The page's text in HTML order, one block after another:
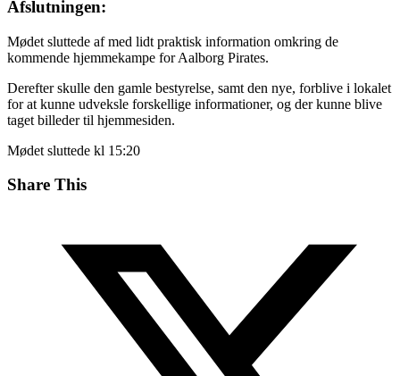
Afslutningen:
Mødet sluttede af med lidt praktisk information omkring de
kommende hjemmekampe for Aalborg Pirates.
Derefter skulle den gamle bestyrelse, samt den nye, forblive i lokalet
for at kunne udveksle forskellige informationer, og der kunne blive
taget billeder til hjemmesiden.
Mødet sluttede kl 15:20
Share This